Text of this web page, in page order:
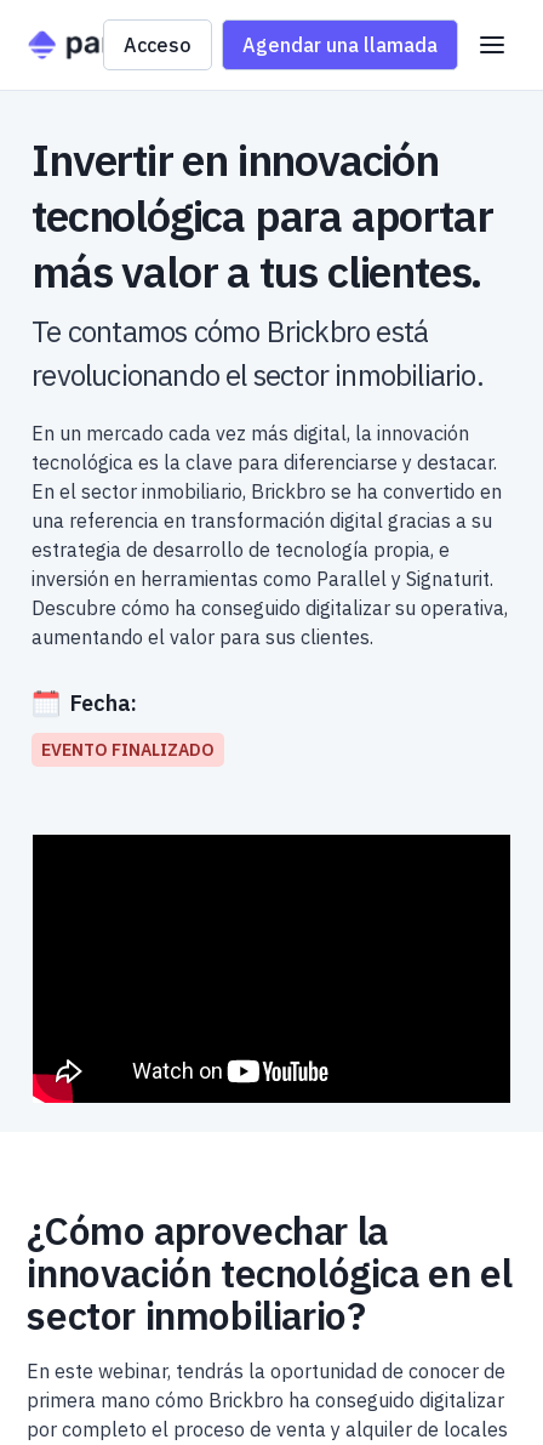
Acceso Agendar una llamada
Invertir en innovación
tecnológica para aportar
más valor a tus clientes.
Te contamos cómo Brickbro está
revolucionando el sector inmobiliario.
En un mercado cada vez más digital, la innovación
tecnológica es la clave para diferenciarse y destacar.
En el sector inmobiliario, Brickbro se ha convertido en
una referencia en transformación digital gracias a su
estrategia de desarrollo de tecnología propia, e
inversión en herramientas como Parallel y Signaturit.
Descubre cómo ha conseguido digitalizar su operativa,
aumentando el valor para sus clientes.
Fecha:
EVENTO FINALIZADO
¿Cómo aprovechar la
innovación tecnológica en el
sector inmobiliario?
En este webinar, tendrás la oportunidad de conocer de
primera mano cómo Brickbro ha conseguido digitalizar
por completo el proceso de venta y alquiler de locales